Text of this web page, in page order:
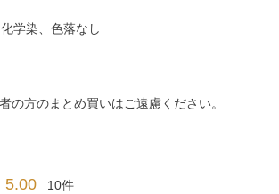
学染、色落なし
の方のまとめ買いはご遠慮ください。
5.00 10